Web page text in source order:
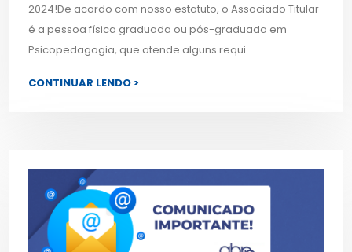
2024!De acordo com nosso estatuto, o Associado Titular
é a pessoa física graduada ou pós-graduada em
Psicopedagogia, que atende alguns requi...
CONTINUAR LENDO >